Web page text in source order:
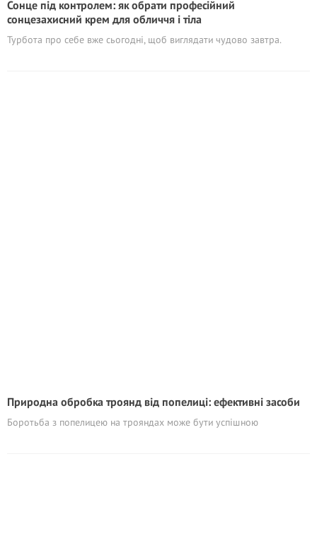
Сонце під контролем: як обрати професійний
сонцезахисний крем для обличчя і тіла
Турбота про себе вже сьогодні, щоб виглядати чудово завтра.
Природна обробка троянд від попелиці: ефективні засоби
Боротьба з попелицею на трояндах може бути успішною